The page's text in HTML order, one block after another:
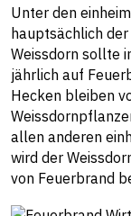
Unter den
hauptsächlich
Weissdorn sollte
jährlich auf
Hecken bleiben
allen anderen
wird der
von Feuerbrand